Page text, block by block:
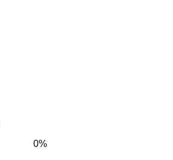
0%